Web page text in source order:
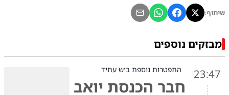
שיתוף:
מבזקים נוספים
23:47 התפטרות נוספת ביש עתיד
חבר הכנסת יואב